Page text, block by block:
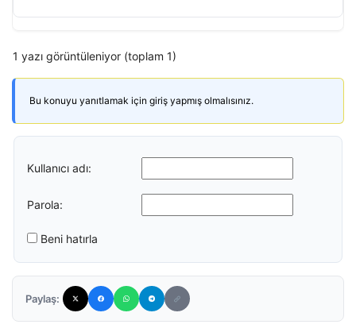
1 yazı görüntüleniyor (toplam 1)
Bu konuyu yanıtlamak için giriş yapmış olmalısınız.
Kullanıcı adı:
Parola:
Beni hatırla
Paylaş: